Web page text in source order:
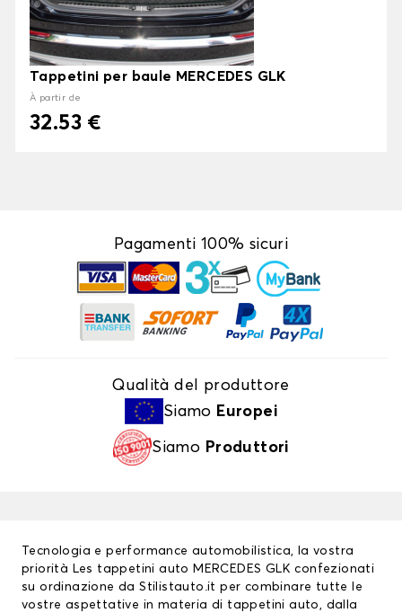
Tappetini per baule MERCEDES GLK
À partir de
32.53 €
Pagamenti 100% sicuri
Qualità del produttore
Siamo Europei
Siamo Produttori
Tecnologia e performance automobilistica, la vostra
priorità Les tappetini auto MERCEDES GLK confezionati
su ordinazione da Stilistauto.it per combinare tutte le
vostre aspettative in materia di tappetini auto, dalla